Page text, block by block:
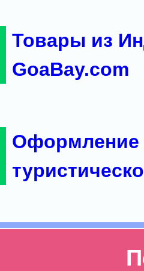
Товары из
GoaBay.com
Оформление